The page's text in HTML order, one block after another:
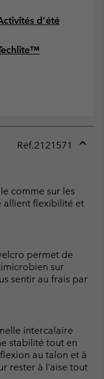
d'été
Réf.2121571
comme sur les
allient flexibilité et
permet de
sur
sentir au frais par
intercalaire
stabilité tout en
au talon et à
rester à l’aise tout